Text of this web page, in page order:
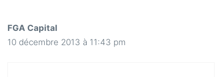
FGA Capital
10 décembre 2013 à 11:43 pm